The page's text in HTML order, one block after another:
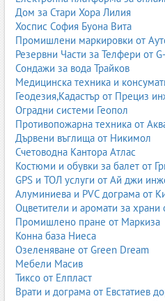
Дом за Стари Хора Лилия
Хоспис София Буона Вита
Промишлени маркировки от
Резервни Части за Телфери от
Сондажи за вода Трайков
Медицинска техника и
Геодезия,Кадастър от Прециз
Оградни системи Геопол
Противопожарна техника от
Дървени въглища от Никимол
Счетоводна Кантора Атлас
Костюми и обувки за балет от
GPS и ТОЛ услуги от Ай джи
Алуминиева и PVC дограма от
Оцветители и аромати за
Промишлено пране от Маркиза
Конна база Ниеса
Озеленяване от Green Dream
Мебели Масив
Тиксо от Елпласт
Врати и дограма от Евстатиев